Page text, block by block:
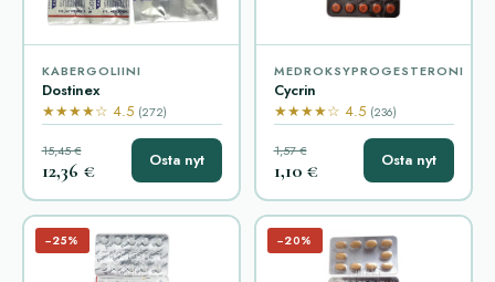
KABERGOLIINI
Dostinex
★★★★☆ 4.5 (272)
15,45 €
12,36 € Osta nyt
MEDROKSYPROGESTERONI
Cycrin
★★★★☆ 4.5 (236)
1,57 €
1,10 € Osta nyt
−25% −20%